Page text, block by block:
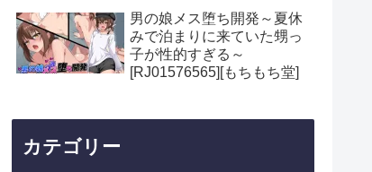
男の娘メス堕ち開発～夏休
みで泊まりに来ていた甥っ
子が性的すぎる～
[RJ01576565][もちもち堂]
カテゴリー